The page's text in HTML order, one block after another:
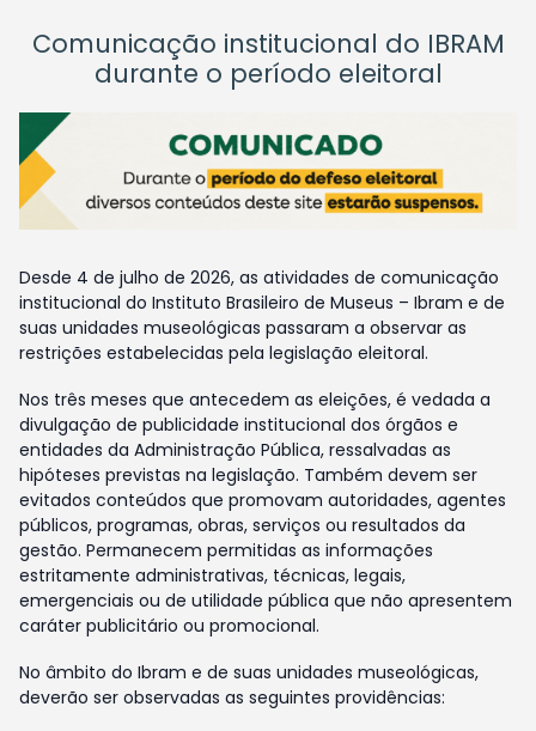
Comunicação institucional do IBRAM
durante o período eleitoral
Desde 4 de julho de 2026, as atividades de comunicação
institucional do Instituto Brasileiro de Museus – Ibram e de
suas unidades museológicas passaram a observar as
restrições estabelecidas pela legislação eleitoral.
Nos três meses que antecedem as eleições, é vedada a
divulgação de publicidade institucional dos órgãos e
entidades da Administração Pública, ressalvadas as
hipóteses previstas na legislação. Também devem ser
evitados conteúdos que promovam autoridades, agentes
públicos, programas, obras, serviços ou resultados da
gestão. Permanecem permitidas as informações
estritamente administrativas, técnicas, legais,
emergenciais ou de utilidade pública que não apresentem
caráter publicitário ou promocional.
No âmbito do Ibram e de suas unidades museológicas,
deverão ser observadas as seguintes providências: